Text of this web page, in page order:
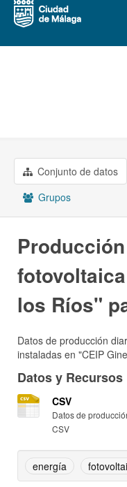
Grupos
Acerca de
Conjunto de datos
Grupos
los Ríos"
Datos de producción
instaladas en "CEIP
Datos y Recursos
CSV
Datos de
CSV
energía